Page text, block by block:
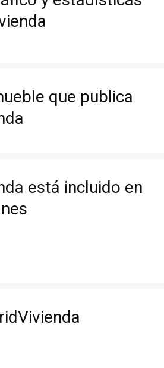
que publica
está incluido en